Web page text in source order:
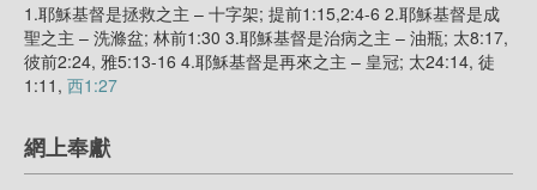
1.耶穌基督是拯救之主 – 十字架; 提前1:15,2:4-6 2.耶穌基督是成
聖之主 – 洗滌盆; 林前1:30 3.耶穌基督是治病之主 – 油瓶; 太8:17,
彼前2:24, 雅5:13-16 4.耶穌基督是再來之主 – 皇冠; 太24:14, 徒
1:11, 西1:27
網上奉獻